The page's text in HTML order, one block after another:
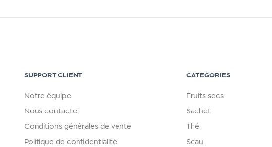
SUPPORT CLIENT
Notre équipe
Nous contacter
Conditions générales de vente
Politique de confidentialité
CATEGORIES
Fruits secs
Sachet
Thé
Seau